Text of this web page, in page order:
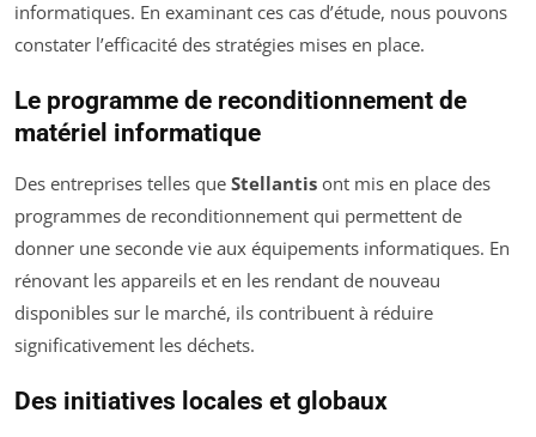
informatiques. En examinant ces cas d’étude, nous pouvons
constater l’efficacité des stratégies mises en place.
Le programme de reconditionnement de
matériel informatique
Des entreprises telles que Stellantis ont mis en place des
programmes de reconditionnement qui permettent de
donner une seconde vie aux équipements informatiques. En
rénovant les appareils et en les rendant de nouveau
disponibles sur le marché, ils contribuent à réduire
significativement les déchets.
Des initiatives locales et globaux